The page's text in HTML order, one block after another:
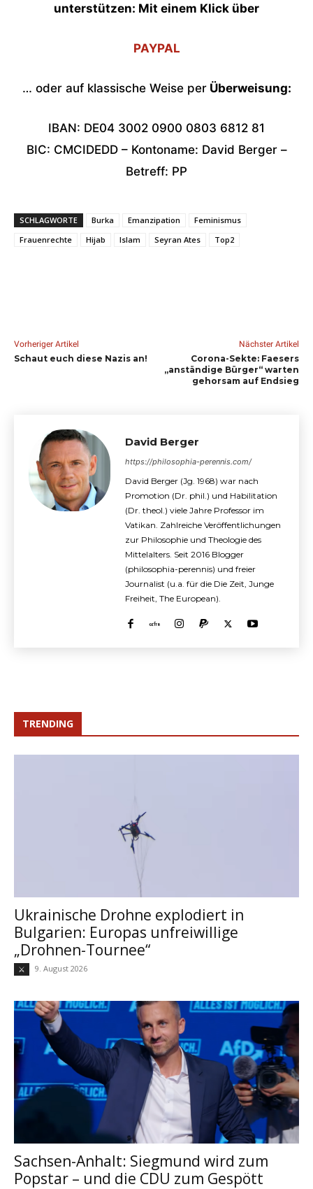
unterstützen: Mit einem Klick über
PAYPAL
… oder auf klassische Weise perÜberweisung:
IBAN: DE04 3002 0900 0803 6812 81
BIC: CMCIDEDD – Kontoname: David Berger –
Betreff: PP
SCHLAGWORTE Burka Emanzipation
Feminismus
Frauenrechte
Hijab Islam Seyran Ates Top2
Vorheriger Artikel
Schaut euch diese Nazis an!
Nächster Artikel
Corona-Sekte: Faesers
„anständige Bürger“ warten
gehorsam auf Endsieg
David Berger
https://philosophia-perennis.com/
David Berger (Jg. 1968) war nach
Promotion (Dr. phil.) und Habilitation
(Dr. theol.) viele Jahre Professor im
Vatikan. Zahlreiche Veröffentlichungen
zur Philosophie und Theologie des
Mittelalters. Seit 2016 Blogger
(philosophia-perennis) und freier
Journalist (u.a. für die Die Zeit, Junge
Freiheit, The European).
TRENDING
Ukrainische Drohne explodiert in
Bulgarien: Europas unfreiwillige
„Drohnen-Tournee“
⚔ 9. August 2026
Sachsen-Anhalt: Siegmund wird zum
Popstar – und die CDU zum Gespött